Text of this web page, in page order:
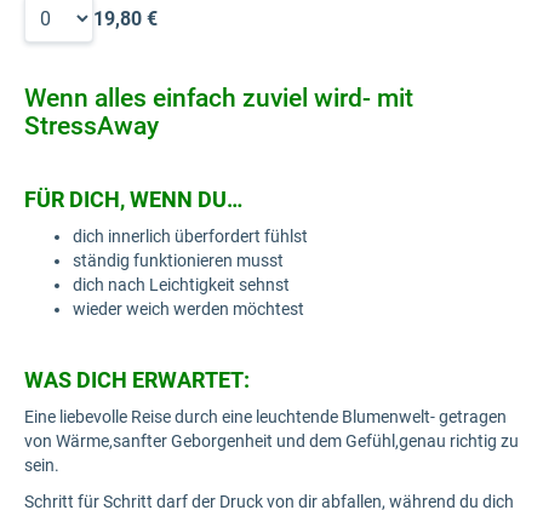
19,80 €
Wenn alles einfach zuviel wird- mit
StressAway
FÜR DICH, WENN DU…
dich innerlich überfordert fühlst
ständig funktionieren musst
dich nach Leichtigkeit sehnst
wieder weich werden möchtest
WAS DICH ERWARTET:
Eine liebevolle Reise durch eine leuchtende Blumenwelt- getragen
von Wärme,sanfter Geborgenheit und dem Gefühl,genau richtig zu
sein.
Schritt für Schritt darf der Druck von dir abfallen, während du dich